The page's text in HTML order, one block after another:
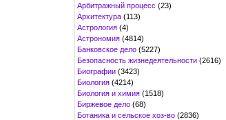
Арбитражный процесс (23)
Архитектура (113)
Астрология (4)
Астрономия (4814)
Банковское дело (5227)
Безопасность жизнедеятельности (2616)
Биографии (3423)
Биология (4214)
Биология и химия (1518)
Биржевое дело (68)
Ботаника и сельское хоз-во (2836)